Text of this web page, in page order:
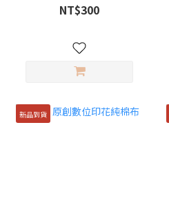
NT$300
新品到貨